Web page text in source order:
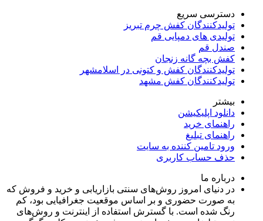
دسترسی سریع
تولیدکنندگان کفش چرم تبریز
تولیدی های دمپایی قم
صندل قم
کفش بچه گانه زنجان
تولیدکنندگان کفش و کتونی در اسلامشهر
تولیدکنندگان کفش مشهد
بیشتر
دانلود اپلیکیشن
راهنمای خرید
راهنمای تبلیغ
ورود تامین کننده به سایت
حذف حساب کاربری
درباره ما
در دنیای امروز روش‌های سنتی بازاریابی و خرید و فروش که
به صورت حضوری و بر اساس موقعیت جغرافیایی بود، کم
رنگ شده است. با گسترش استفاده از اینترنت و روش‌های